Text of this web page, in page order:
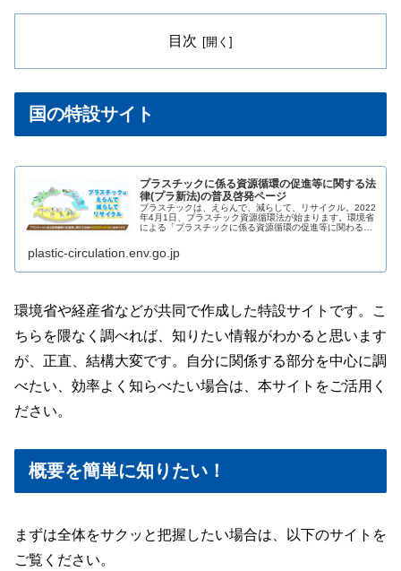
目次
国の特設サイト
プラスチックに係る資源循環の促進等に関する法
律(プラ新法)の普及啓発ページ
プラスチックは、えらんで、減らして、リサイクル。2022
年4月1日、プラスチック資源循環法が始まります。環境省
による「プラスチックに係る資源循環の促進等に関わる法
plastic-circulation.env.go.jp
環境省や経産省などが共同で作成した特設サイトです。こ
ちらを隈なく調べれば、知りたい情報がわかると思います
が、正直、結構大変です。自分に関係する部分を中心に調
べたい、効率よく知らべたい場合は、本サイトをご活用く
ださい。
概要を簡単に知りたい！
まずは全体をサクッと把握したい場合は、以下のサイトを
ご覧ください。